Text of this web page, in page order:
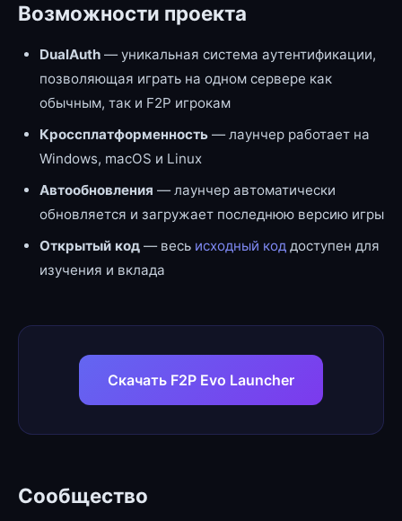
Возможности проекта
DualAuth — уникальная система аутентификации,
позволяющая играть на одном сервере как
обычным, так и F2P игрокам
Кроссплатформенность — лаунчер работает на
Windows, macOS и Linux
Автообновления — лаунчер автоматически
обновляется и загружает последнюю версию игры
Открытый код — весь исходный код доступен для
изучения и вклада
Скачать F2P Evo Launcher
Сообщество